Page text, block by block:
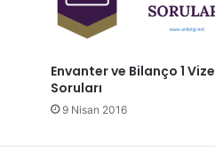
Envanter ve Bilanço 1 Vize
Soruları
9 Nisan 2016